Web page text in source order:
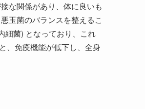
な関係があり、体に良いも
玉菌のバランスを整えるこ
細菌) となっており、これ
、免疫機能が低下し、全身